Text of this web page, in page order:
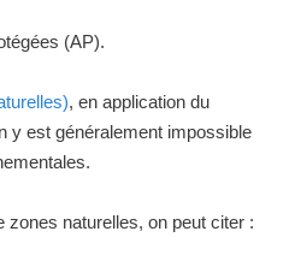
(AP).
, en application du
y est généralement impossible
naturelles, on peut citer :